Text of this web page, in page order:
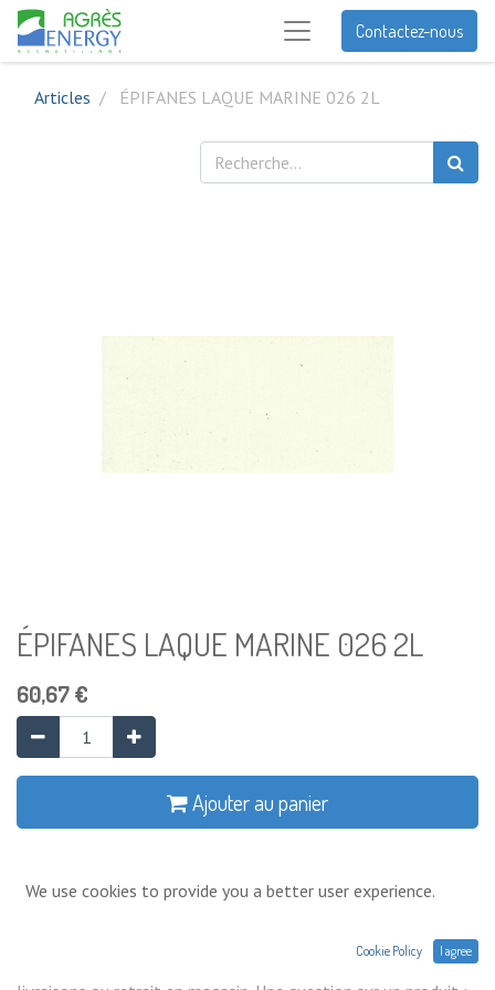
Contactez-nous
Articles ÉPIFANES LAQUE MARINE 026 2L
ÉPIFANES LAQUE MARINE 026 2L
60,67€
Ajouter au panier
Prix exprimés Hors TVA. Expéditions,
We use cookies to provide you a better user experience.
Cookie Policy I agree